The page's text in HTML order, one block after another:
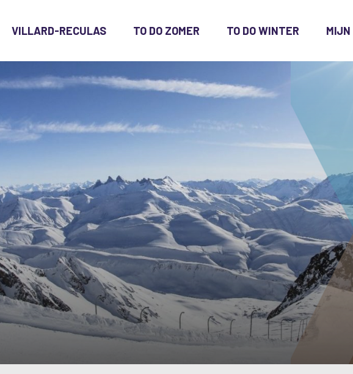
VILLARD-RECULAS TO DO ZOMER TO DO WINTER